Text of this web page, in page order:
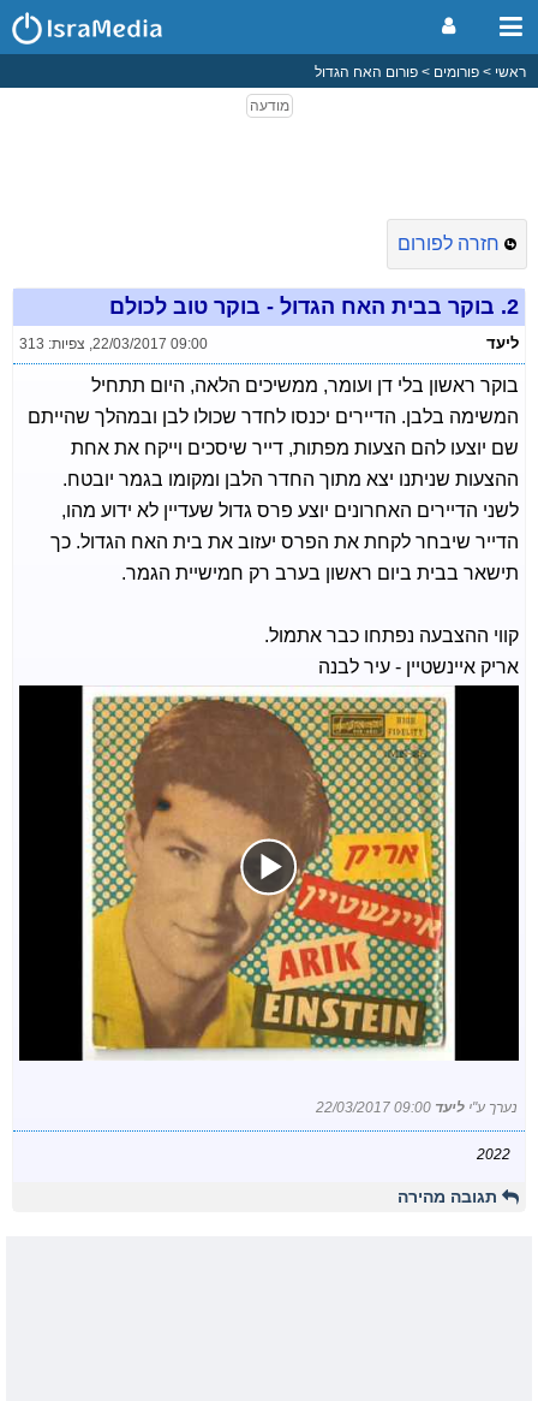
ראשי פורומים פורום האח הגדול
חזרה לפורום
2. בוקר בבית האח הגדול - בוקר טוב לכולם
ליעד 22/03/2017 09:00
, צפיות: 313
בוקר ראשון בלי דן ועומר, ממשיכים הלאה, היום תתחיל
המשימה בלבן. הדיירים יכנסו לחדר שכולו לבן ובמהלך שהייתם
שם יוצעו להם הצעות מפתות, דייר שיסכים וייקח את אחת
ההצעות שניתנו יצא מתוך החדר הלבן ומקומו בגמר יובטח.
לשני הדיירים האחרונים יוצע פרס גדול שעדיין לא ידוע מהו,
הדייר שיבחר לקחת את הפרס יעזוב את בית האח הגדול. כך
תישאר בבית ביום ראשון בערב רק חמישיית הגמר.
קווי ההצבעה נפתחו כבר אתמול.
אריק איינשטיין - עיר לבנה
נערך ע"י ליעד 22/03/2017 09:00
2022
תגובה מהירה